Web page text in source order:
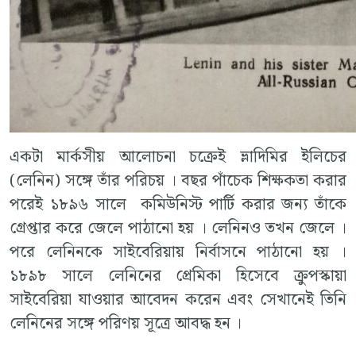
একটা মার্কসীয় আলোচনা চক্রেই ভ্লাদিমির ইলিচের
(লেনিন) সঙ্গে তাঁর পরিচয় । বছর পাঁচেক শিক্ষকতা করার
পরেই ১৮৯৬ সালে কমিউনিস্ট পার্টি করার জন্য তাঁকে
গ্রেপ্তার করে জেলে পাঠানো হয় । লেনিনও তখন জেলে ।
পরে লেনিনকে সাইবেরিয়ায় নির্বাসনে পাঠানো হয় ।
১৮৯৮ সালে লেনিনের প্রেমিকা হিসেবে ক্রুপস্কায়া
সাইবেরিয়া যাওয়ার আবেদন করেন এবং সেখানেই তিনি
লেনিনের সঙ্গে পরিণয় সূত্রে আবদ্ধ হন ।